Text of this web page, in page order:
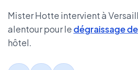
Mister Hotte intervient à
alentour pour le dégraissage
hôtel.